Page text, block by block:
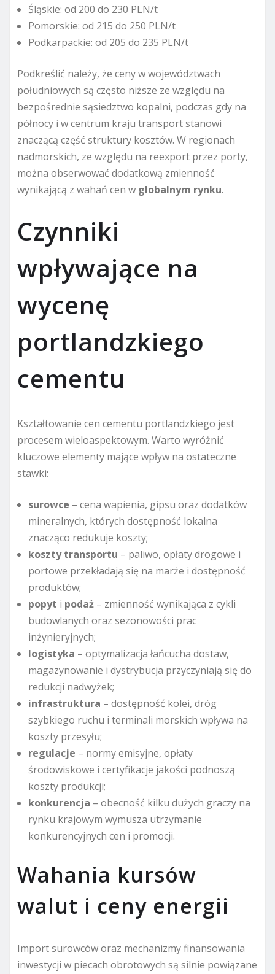
Śląskie: od 200 do 230 PLN/t
Pomorskie: od 215 do 250 PLN/t
Podkarpackie: od 205 do 235 PLN/t
Podkreślić należy, że ceny w województwach
południowych są często niższe ze względu na
bezpośrednie sąsiedztwo kopalni, podczas gdy na
północy i w centrum kraju transport stanowi
znaczącą część struktury kosztów. W regionach
nadmorskich, ze względu na reexport przez porty,
można obserwować dodatkową zmienność
wynikającą z wahań cen w globalnym rynku.
Czynniki
wpływające na
wycenę
portlandzkiego
cementu
Kształtowanie cen cementu portlandzkiego jest
procesem wieloaspektowym. Warto wyróżnić
kluczowe elementy mające wpływ na ostateczne
stawki:
surowce – cena wapienia, gipsu oraz dodatków
mineralnych, których dostępność lokalna
znacząco redukuje koszty;
koszty transportu – paliwo, opłaty drogowe i
portowe przekładają się na marże i dostępność
produktów;
popyt i podaż – zmienność wynikająca z cykli
budowlanych oraz sezonowości prac
inżynieryjnych;
logistyka – optymalizacja łańcucha dostaw,
magazynowanie i dystrybucja przyczyniają się do
redukcji nadwyżek;
infrastruktura – dostępność kolei, dróg
szybkiego ruchu i terminali morskich wpływa na
koszty przesyłu;
regulacje – normy emisyjne, opłaty
środowiskowe i certyfikacje jakości podnoszą
koszty produkcji;
konkurencja – obecność kilku dużych graczy na
rynku krajowym wymusza utrzymanie
konkurencyjnych cen i promocji.
Wahania kursów
walut i ceny energii
Import surowców oraz mechanizmy finansowania
inwestycji w piecach obrotowych są silnie powiązane